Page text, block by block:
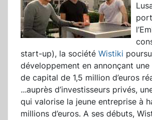
start-up), la société Wistiki
développement en annonçant
de capital de 1,5 million d’euros
...auprès d’investisseurs privés,
qui valorise la jeune entreprise à
millions d’euros. A ses débuts,